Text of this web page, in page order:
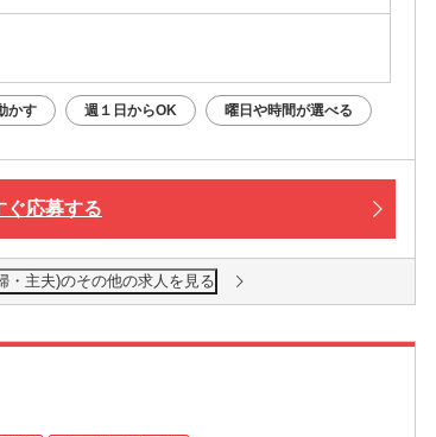
かす 週１日からOK 曜日や時間が選べる
ぐ応募する
主夫)のその他の求人を見る